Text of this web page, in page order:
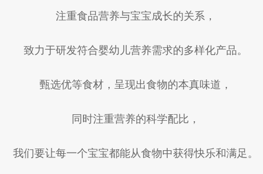
注重食品营养与宝宝成长的关系，
致力于研发符合婴幼儿营养需求的多样化产品。
甄选优等食材，呈现出食物的本真味道，
同时注重营养的科学配比，
我们要让每一个宝宝都能从食物中获得快乐和满足。